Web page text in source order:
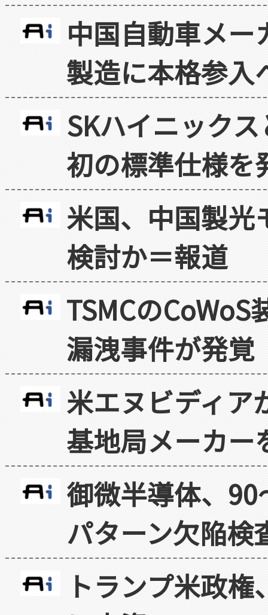
中国自動車メ
製造に本格参入
SKハイニック
初の標準仕様を
米国、中国製光
検討か＝報道
TSMCの
漏洩事件が発覚
米エヌビディア
基地局メーカー
御微半導体、
パターン欠陥検
トランプ米政